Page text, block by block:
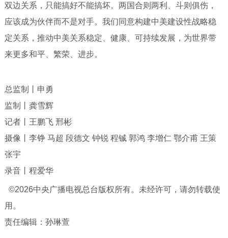
双边关系，只能搞好不能搞坏。两国合则两利、斗则俱伤，
应该成为伙伴而不是对手。我们同意构建中美建设性战略稳
定关系，推动中美关系稳定、健康、可持续发展，为世界带
来更多和平、繁荣、进步。
总监制丨申勇
监制丨龚雪辉
记者丨王鹏飞 邢彬
摄像丨李铮 马超 段德文 钟锐 程铖 郭鸿 李增仁 鄂介甫 王策
张宇
录音丨程爱华
©2026中央广播电视总台版权所有。未经许可，请勿转载使
用。
责任编辑：孙琳萱